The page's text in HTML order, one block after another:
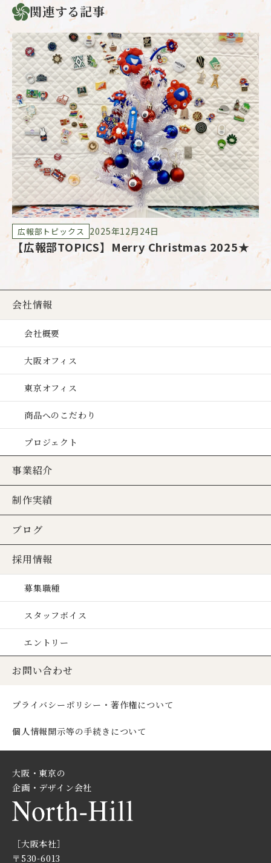
関連する記事
広報部トピックス 2025年12月24日
【広報部TOPICS】Merry Christmas 2025★
大阪・東京の
企画・デザイン会社
［大阪本社］
〒530-6013
会社情報
会社概要
大阪オフィス
東京オフィス
商品へのこだわり
プロジェクト
事業紹介
制作実績
ブログ
採用情報
募集職種
スタッフボイス
エントリー
お問い合わせ
プライバシーポリシー・著作権について
個人情報開示等の手続きについて